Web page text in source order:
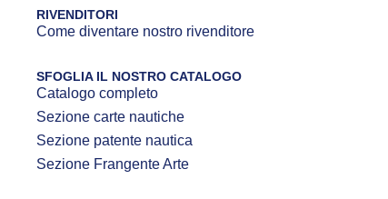
RIVENDITORI
Come diventare nostro rivenditore
SFOGLIA IL NOSTRO CATALOGO
Catalogo completo
Sezione carte nautiche
Sezione patente nautica
Sezione Frangente Arte